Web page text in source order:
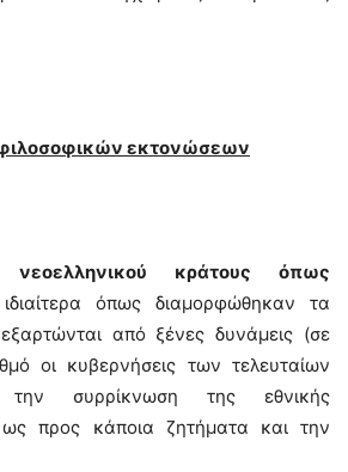
εκτονώσεων
κράτους όπως
όπως διαμορφώθηκαν τα
από ξένες δυνάμεις (σε
οι κυβερνήσεις των τελευταίων
συρρίκνωση της εθνικής
ως προς κάποια ζητήματα και την